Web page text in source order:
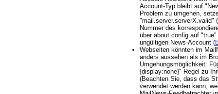
Account-Typ bleibt auf
Problem zu umgehen,
"mail.server.serverX.valid"
Nummer des
über about:config auf
ungültigen News-Account (
Webseiten könnten im
anders aussehen als im
Umgehungsmöglichkeit:
{display:none}"-Regel zu
(Beachten Sie, dass das
verwendet werden kann,